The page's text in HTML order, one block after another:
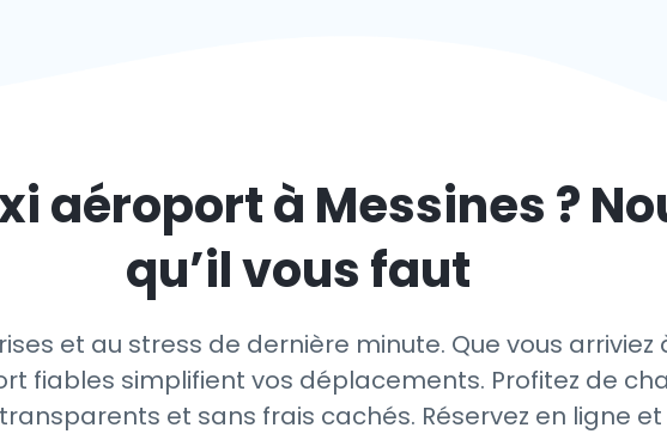
aéroport à Messines?
qu’il vous faut
et au stress de dernière minute. Que vous arriviez
fiables simplifient vos déplacements. Profitez de
et sans frais cachés. Réservez en ligne